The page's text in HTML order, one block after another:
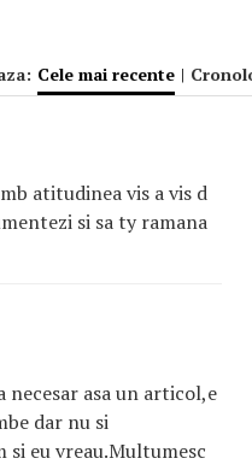
Cele mai recente |
atitudinea vis a vis d
si sa ty ramana
asa un articol,e
dar nu si
eu vreau.Multumesc